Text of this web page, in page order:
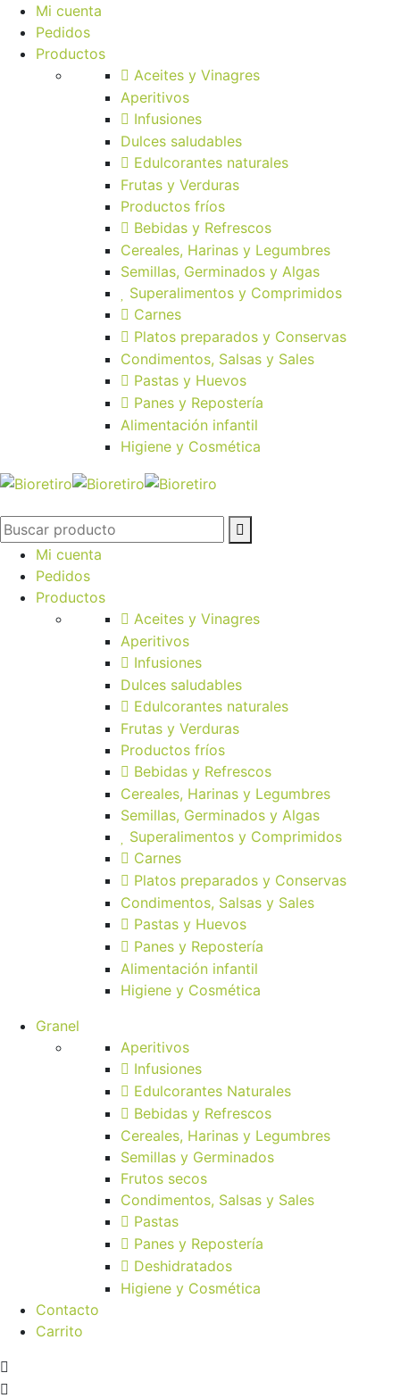
Mi cuenta
Pedidos
Productos
Aceites y Vinagres
Aperitivos
Infusiones
Dulces saludables
Edulcorantes naturales
Frutas y Verduras
Productos fríos
Bebidas y Refrescos
Cereales, Harinas y Legumbres
Semillas, Germinados y Algas
Superalimentos y Comprimidos
Carnes
Platos preparados y Conservas
Condimentos, Salsas y Sales
Pastas y Huevos
Panes y Repostería
Alimentación infantil
Higiene y Cosmética
Mi cuenta
Pedidos
Productos
Aceites y Vinagres
Aperitivos
Infusiones
Dulces saludables
Edulcorantes naturales
Frutas y Verduras
Productos fríos
Bebidas y Refrescos
Cereales, Harinas y Legumbres
Semillas, Germinados y Algas
Superalimentos y Comprimidos
Carnes
Platos preparados y Conservas
Condimentos, Salsas y Sales
Pastas y Huevos
Panes y Repostería
Alimentación infantil
Higiene y Cosmética
Granel
Aperitivos
Infusiones
Edulcorantes Naturales
Bebidas y Refrescos
Cereales, Harinas y Legumbres
Semillas y Germinados
Frutos secos
Condimentos, Salsas y Sales
Pastas
Panes y Repostería
Deshidratados
Higiene y Cosmética
Contacto
Carrito